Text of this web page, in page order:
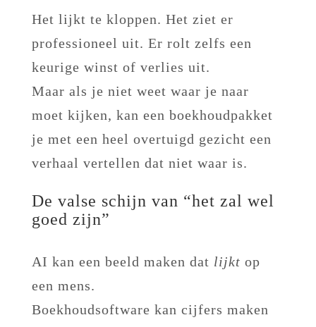
Het lijkt te kloppen. Het ziet er
professioneel uit. Er rolt zelfs een
keurige winst of verlies uit.
Maar als je niet weet waar je naar
moet kijken, kan een boekhoudpakket
je met een heel overtuigd gezicht een
verhaal vertellen dat niet waar is.
De valse schijn van “het zal wel
goed zijn”
AI kan een beeld maken dat lijkt op
een mens.
Boekhoudsoftware kan cijfers maken